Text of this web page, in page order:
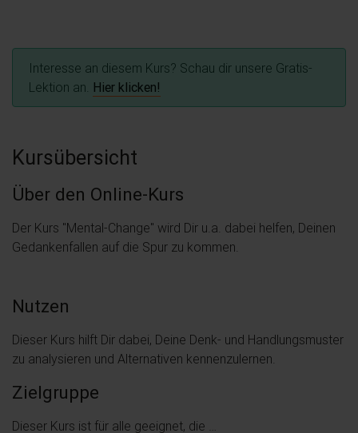
Interesse an diesem Kurs? Schau dir unsere Gratis-
Lektion an. Hier klicken!
Kursübersicht
Über den Online-Kurs
Der Kurs "Mental-Change" wird Dir u.a. dabei helfen, Deinen
Gedankenfallen auf die Spur zu kommen.
Nutzen
Dieser Kurs hilft Dir dabei, Deine Denk- und Handlungsmuster
zu analysieren und Alternativen kennenzulernen.
Zielgruppe
Dieser Kurs ist für alle geeignet, die …